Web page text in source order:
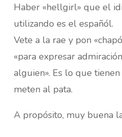
Haber «hellgirl» que el
utilizando es el españól.
Vete a la rae y pon
«para expresar
alguien». Es lo que
meten al pata.
A propósito, muy buena